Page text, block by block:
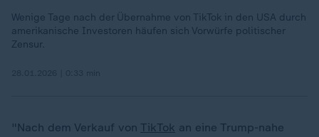
Wenige Tage nach der Übernahme von TikTok in den USA durch
amerikanische Investoren häufen sich Vorwürfe politischer
Zensur.
"Nach dem Verkauf von TikTok an eine Trump-nahe